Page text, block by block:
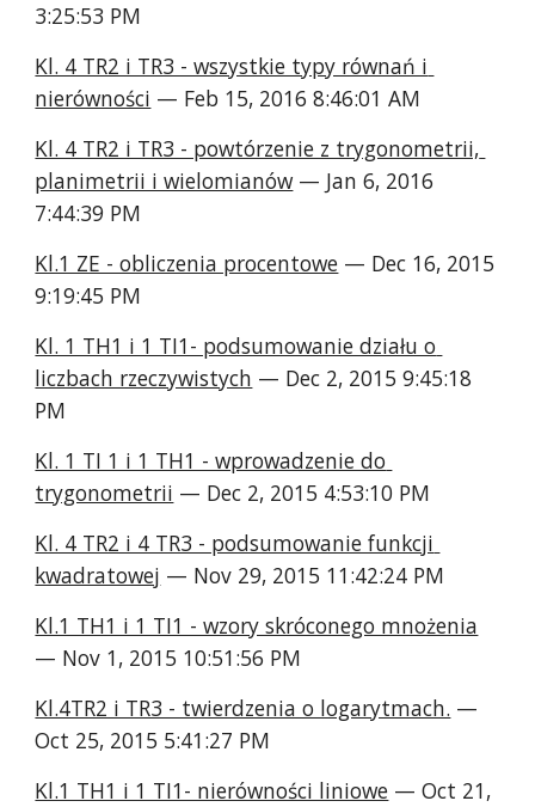
3:25:53 PM
Kl. 4 TR2 i TR3 - wszystkie typy równań i
nierówności — Feb 15, 2016 8:46:01 AM
Kl. 4 TR2 i TR3 - powtórzenie z trygonometrii,
planimetrii i wielomianów — Jan 6, 2016
7:44:39 PM
Kl.1 ZE - obliczenia procentowe — Dec 16, 2015
9:19:45 PM
Kl. 1 TH1 i 1 TI1- podsumowanie działu o
liczbach rzeczywistych — Dec 2, 2015 9:45:18
PM
Kl. 1 TI 1 i 1 TH1 - wprowadzenie do
trygonometrii — Dec 2, 2015 4:53:10 PM
Kl. 4 TR2 i 4 TR3 - podsumowanie funkcji
kwadratowej — Nov 29, 2015 11:42:24 PM
Kl.1 TH1 i 1 TI1 - wzory skróconego mnożenia
— Nov 1, 2015 10:51:56 PM
Kl.4TR2 i TR3 - twierdzenia o logarytmach. —
Oct 25, 2015 5:41:27 PM
Kl.1 TH1 i 1 TI1- nierówności liniowe — Oct 21,